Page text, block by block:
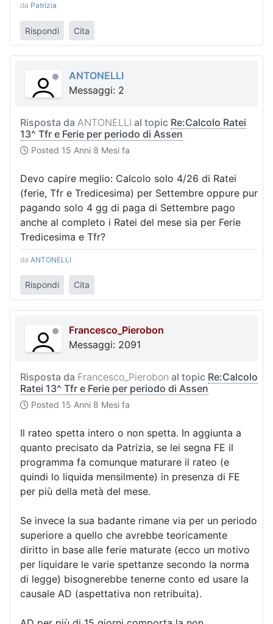
da Patrizia
Rispondi Cita
ANTONELLI
Messaggi: 2
Risposta da ANTONELLI al topic Re:Calcolo Ratei
13^ Tfr e Ferie per periodo di Assen
Posted 15 Anni 8 Mesi fa
Devo capire meglio: Calcolo solo 4/26 di Ratei
(ferie, Tfr e Tredicesima) per Settembre oppure pur
pagando solo 4 gg di paga di Settembre pago
anche al completo i Ratei del mese sia per Ferie
Tredicesima e Tfr?
da ANTONELLI
Rispondi Cita
Francesco_Pierobon
Messaggi: 2091
Risposta da Francesco_Pierobon al topic Re:Calcolo
Ratei 13^ Tfr e Ferie per periodo di Assen
Posted 15 Anni 8 Mesi fa
Il rateo spetta intero o non spetta. In aggiunta a
quanto precisato da Patrizia, se lei segna FE il
programma fa comunque maturare il rateo (e
quindi lo liquida mensilmente) in presenza di FE
per più della metà del mese.
Se invece la sua badante rimane via per un periodo
superiore a quello che avrebbe teoricamente
diritto in base alle ferie maturate (ecco un motivo
per liquidare le varie spettanze secondo la norma
di legge) bisognerebbe tenerne conto ed usare la
causale AD (aspettativa non retribuita).